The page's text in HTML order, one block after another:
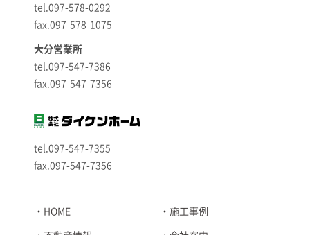
tel.097-578-0292
fax.097-578-1075
大分営業所
tel.097-547-7386
fax.097-547-7356
tel.097-547-7355
fax.097-547-7356
HOME 施工事例